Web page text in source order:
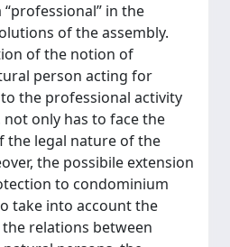
in the
of the assembly.
of the notion of
person acting for
the professional activity
only has to face the
the legal nature of the
the possibile extension
to condominium
take into account the
relations between